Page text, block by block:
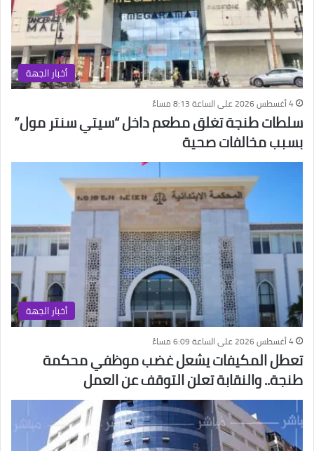
أخبار الجهة
4 أغسطس 2026 على الساعة 8:13 مساءً
سلطات طنجة تغلق مطعم داخل “سيتي سنتر مول”
بسبب مخالفات صحية
أخبار الجهة
4 أغسطس 2026 على الساعة 6:09 مساءً
تعطل المكيفات يشعل غضب موظفي محكمة
طنجة.. والنقابة تعلن التوقف عن العمل